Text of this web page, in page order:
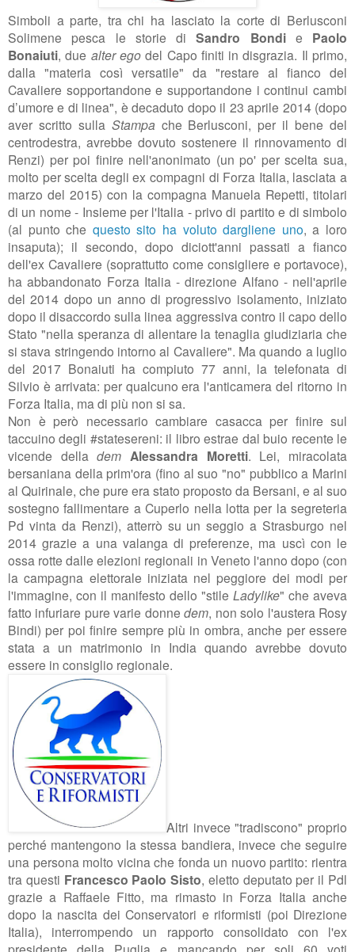
Simboli a parte, tra chi ha lasciato la corte di Berlusconi
Solimene pesca le storie diSandro Bondie Paolo
Bonaiuti,due alter egodel Capo finiti in disgrazia. Il primo,
dalla "materia così versatile" da "restare al fianco del
Cavaliere sopportandone e supportandone icontinui cambi
d’umore e di linea", è decaduto dopo il 23 aprile 2014 (dopo
aver scritto sulla Stampa che Berlusconi, per il bene del
centrodestra, avrebbe dovuto sostenere il rinnovamento di
Renzi) per poi finire nell'anonimato (un po' per scelta sua,
molto per scelta degli ex compagni di Forza Italia, lasciata a
marzo del 2015) con la compagna Manuela Repetti, titolari
di un nome - Insieme per l'Italia - privo di partito e di simbolo
(al punto che questo sito ha voluto dargliene uno, a loro
insaputa); il secondo, dopo diciott'anni passati a fianco
dell'ex Cavaliere (soprattutto come consigliere e portavoce),
ha abbandonato Forza Italia - direzione Alfano - nell'aprile
del 2014 dopo un anno di progressivo isolamento, iniziato
dopo il disaccordo sulla linea aggressiva contro il capo dello
Stato "nella speranza di allentare la tenaglia giudiziaria che
si stava stringendo intorno al Cavaliere". Ma quando a luglio
del 2017 Bonaiuti ha compiuto 77 anni, la telefonata di
Silvio è arrivata: per qualcuno era l'anticamera del ritorno in
Forza Italia, ma di più non si sa.
Non è però necessario cambiare casacca per finire sul
taccuino degli #statesereni: il libro estrae dal buio recente le
vicende delladem Alessandra Moretti. Lei, miracolata
bersaniana della prim'ora (fino al suo "no" pubblico a Marini
al Quirinale, che pure era stato proposto da Bersani, e al suo
sostegno fallimentare a Cuperlo nella lotta per la segreteria
Pd vinta da Renzi), atterrò su un seggio a Strasburgo nel
2014 grazie a una valanga di preferenze, ma uscì con le
ossa rotte dalle elezioni regionali in Veneto l'anno dopo (con
la campagna elettorale iniziata nel peggiore dei modi per
l'immagine, con il manifesto dello "stile Ladylike" che aveva
fatto infuriare pure varie donnedem, non solo l'austera Rosy
Bindi) per poi finire sempre più in ombra, anche per essere
stata a un matrimonio in India quando avrebbe dovuto
essere in consiglio regionale.
Altri invece "tradiscono" proprio
perché mantengono la stessa bandiera, invece che seguire
una persona molto vicina che fonda un nuovo partito: rientra
tra questi Francesco Paolo Sisto, eletto deputato per il Pdl
grazie a Raffaele Fitto, ma rimasto in Forza Italia anche
dopo la nascita dei Conservatori e riformisti (poi Direzione
Italia), interrompendo un rapporto consolidato con l'ex